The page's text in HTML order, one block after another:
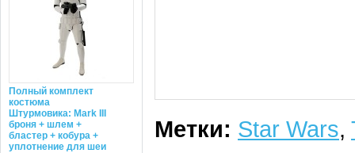
Полный комплект
костюма
Штурмовика: Mark III
броня + шлем +
бластер + кобура +
уплотнение для шеи
Метки: Star Wars,